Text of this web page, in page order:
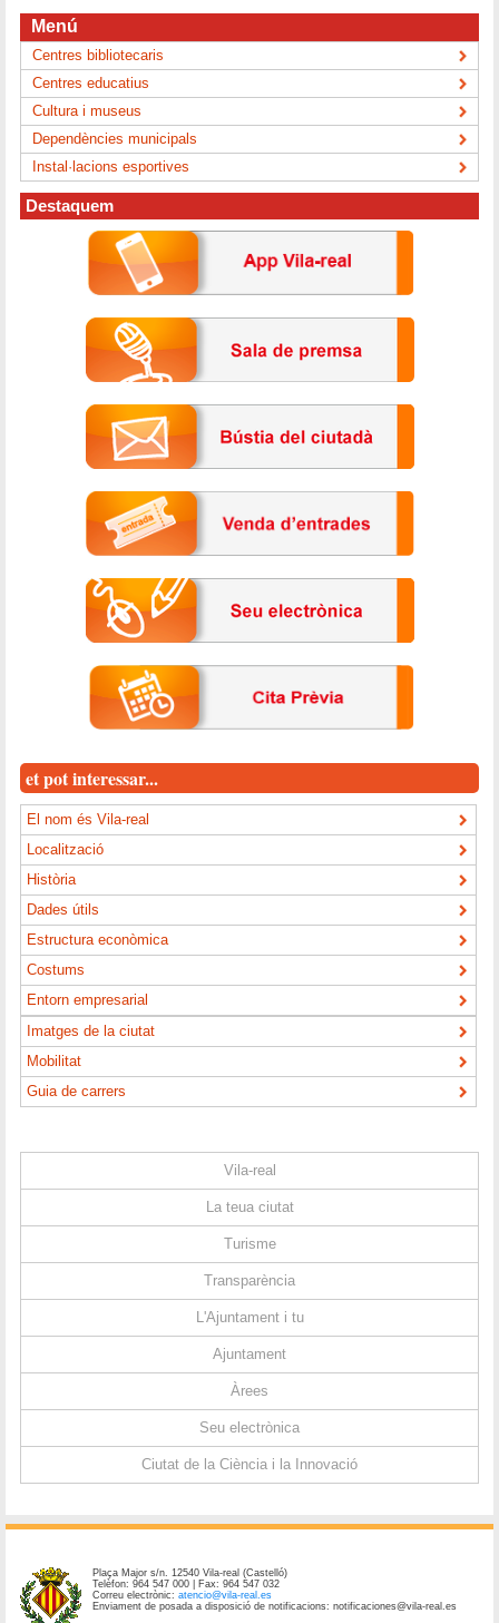
Menú
Centres bibliotecaris
Centres educatius
Cultura i museus
Dependències municipals
Instal·lacions esportives
Destaquem
et pot interessar...
El nom és Vila-real
Localització
Història
Dades útils
Estructura econòmica
Costums
Entorn empresarial
Imatges de la ciutat
Mobilitat
Guia de carrers
Vila-real
La teua ciutat
Turisme
Transparència
L'Ajuntament i tu
Ajuntament
Àrees
Seu electrònica
Ciutat de la Ciència i la Innovació
Plaça Major s/n. 12540 Vila-real (Castelló)
Telèfon: 964 547 000 | Fax: 964 547 032
Correu electrònic:atencio@vila-real.es
Enviament de posada a disposició de notificacions: notificaciones@vila-real.es